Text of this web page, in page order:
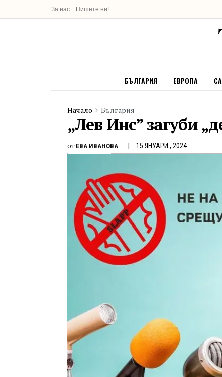
За нас Пишете ни!
БЪЛГАРИЯ ЕВРОПА
Начало България
„Лев Инс” загуби
от ЕВА ИВАНОВА 15 ЯНУАРИ , 2024